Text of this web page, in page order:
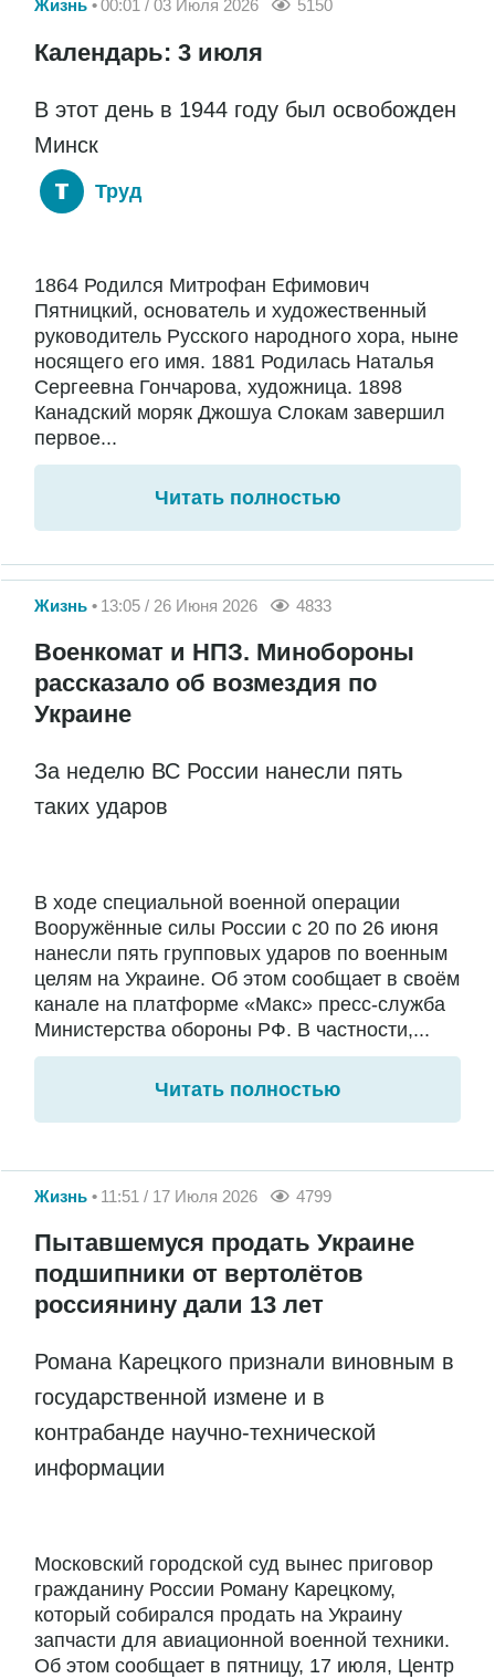
Жизнь 00:01 / 03 Июля 2026 5150
Календарь: 3 июля
В этот день в 1944 году был освобожден
Минск
Труд
1864 Родился Митрофан Ефимович
Пятницкий, основатель и художественный
руководитель Русского народного хора, ныне
носящего его имя. 1881 Родилась Наталья
Сергеевна Гончарова, художница. 1898
Канадский моряк Джошуа Слокам завершил
первое...
Читать полностью
Жизнь 13:05 / 26 Июня 2026 4833
Военкомат и НПЗ. Минобороны
рассказало об возмездия по
Украине
За неделю ВС России нанесли пять
таких ударов
В ходе специальной военной операции
Вооружённые силы России с 20 по 26 июня
нанесли пять групповых ударов по военным
целям на Украине. Об этом сообщает в своём
канале на платформе «Макс» пресс-служба
Министерства обороны РФ. В частности,...
Читать полностью
Жизнь 11:51 / 17 Июля 2026 4799
Пытавшемуся продать Украине
подшипники от вертолётов
россиянину дали 13 лет
Романа Карецкого признали виновным в
государственной измене и в
контрабанде научно-технической
информации
Московский городской суд вынес приговор
гражданину России Роману Карецкому,
который собирался продать на Украину
запчасти для авиационной военной техники.
Об этом сообщает в пятницу, 17 июля, Центр